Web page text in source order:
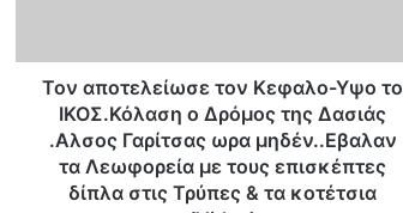
λ
Τον αποτελείωσε τον Κεφαλο-Υψο το
ΙΚΟΣ.Κόλαση ο Δρόμος της Δασιάς
.Αλσος Γαρίτσας ωρα μηδέν..Εβαλαν
τα Λεωφορεία με τους επισκέπτες
δίπλα στις Τρύπες & τα κοτέτσια